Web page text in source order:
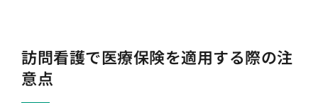
訪問看護で医療保険を適用する際の注
意点